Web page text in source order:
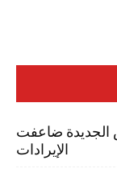
الجديدة ضاعفت
الإيرادات